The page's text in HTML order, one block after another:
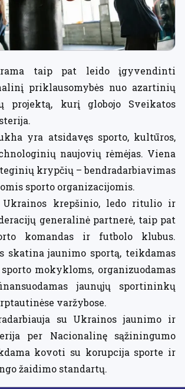
taip pat leido įgyvendinti
priklausomybės nuo azartinių
projektą, kurį globojo Sveikatos
yra atsidavęs sporto, kultūros,
naujovių rėmėjas. Viena
krypčių – bendradarbiavimas
sporto organizacijomis.
Ukrainos krepšinio, ledo ritulio ir
generalinė partnerė, taip pat
komandas ir futbolo klubus.
skatina jaunimo sportą, teikdamas
mokykloms, organizuodamas
jaunųjų sportininkų
varžybose.
su Ukrainos jaunimo ir
per Nacionalinę sąžiningumo
kovoti su korupcija sporte ir
žaidimo standartų.